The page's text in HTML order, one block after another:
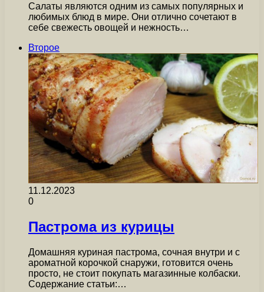
Салаты являются одним из самых популярных и
любимых блюд в мире. Они отлично сочетают в
себе свежесть овощей и нежность…
Второе
11.12.2023
0
Пастрома из курицы
Домашняя куриная пастрома, сочная внутри и с
ароматной корочкой снаружи, готовится очень
просто, не стоит покупать магазинные колбаски.
Содержание статьи:…